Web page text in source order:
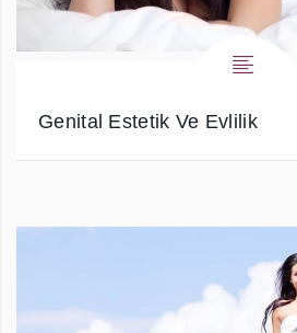
Genital Estetik Ve Evlilik